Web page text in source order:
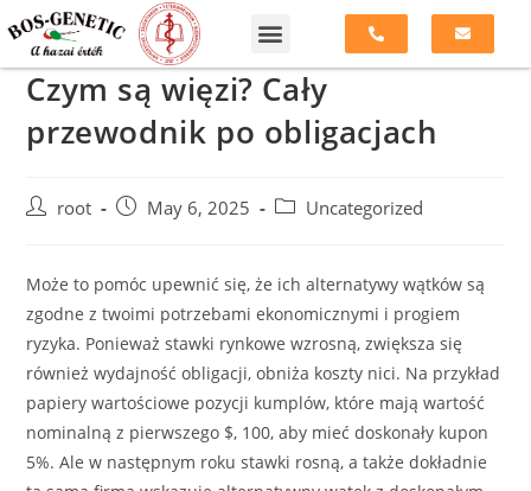
Czym są więzi? Cały
przewodnik po obligacjach
root May 6, 2025 Uncategorized
Może to pomóc upewnić się, że ich alternatywy wątków są
zgodne z twoimi potrzebami ekonomicznymi i progiem
ryzyka. Ponieważ stawki rynkowe wzrosną, zwiększa się
również wydajność obligacji, obniża koszty nici. Na przykład
papiery wartościowe pozycji kumplów, które mają wartość
nominalną z pierwszego $, 100, aby mieć doskonały kupon
5%. Ale w następnym roku stawki rosną, a także dokładnie